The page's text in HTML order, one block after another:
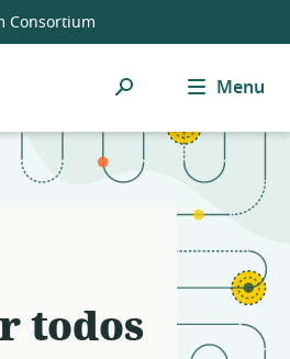
Consortium
Pesquisar Menu
todos